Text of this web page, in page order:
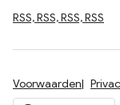
RSS, RSS, RSS, RSS
Voorwaarden